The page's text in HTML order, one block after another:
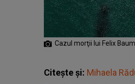
Cazul morţii lui Felix
Citește și: Mihaela